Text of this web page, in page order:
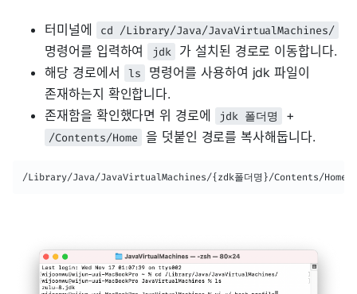
터미널에 cd /Library/Java/JavaVirtualMachines/
명령어를 입력하여 jdk
가 설치된 경로로 이동합니다.
해당 경로에서
ls
명령어를 사용하여 jdk 파일이
존재하는지 확인합니다.
존재함을 확인했다면 위 경로에
jdk 폴더명 +
/Contents/Home 을 덧붙인 경로를 복사해둡니다.
/Library/Java/JavaVirtualMachines/{zdk폴더명}/Contents/Home